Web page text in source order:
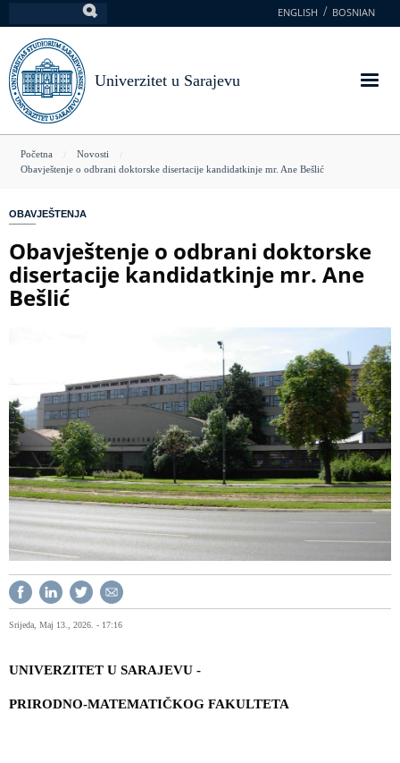
na
glavni
sadržaj
ENGLISH BOSNIAN
Univerzitet u Sarajevu
You
here
Početna
Novosti
Obavještenje o odbrani doktorske disertacije kandidatkinje mr. Ane Bešlić
OBAVJEŠTENJA
Obavještenje o odbrani doktorske
disertacije kandidatkinje mr. Ane
Bešlić
Srijeda, Maj 13., 2026. - 17:16
UNIVERZITET U SARAJEVU -
PRIRODNO-MATEMATIČKOG FAKULTETA